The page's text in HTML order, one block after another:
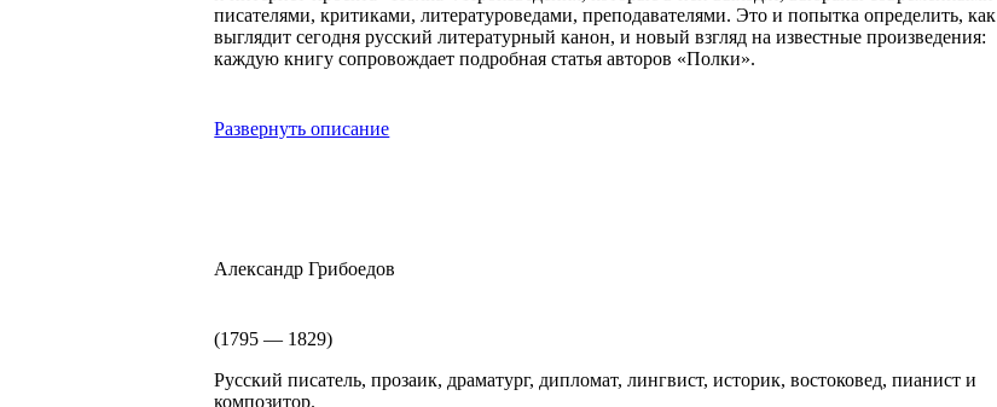
писателями, критиками, литературоведами, преподавателями. Это и попытка определить, как
выглядит сегодня русский литературный канон, и новый взгляд на известные произведения:
каждую книгу сопровождает подробная статья авторов «Полки».
Развернуть описание
Александр Грибоедов
(1795 — 1829)
Русский писатель, прозаик, драматург, дипломат, лингвист, историк, востоковед, пианист и
композитор.